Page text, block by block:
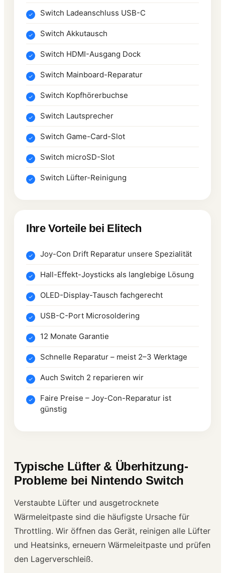
Switch Ladeanschluss USB-C
Switch Akkutausch
Switch HDMI-Ausgang Dock
Switch Mainboard-Reparatur
Switch Kopfhörerbuchse
Switch Lautsprecher
Switch Game-Card-Slot
Switch microSD-Slot
Switch Lüfter-Reinigung
Ihre Vorteile bei Elitech
Joy-Con Drift Reparatur unsere Spezialität
Hall-Effekt-Joysticks als langlebige Lösung
OLED-Display-Tausch fachgerecht
USB-C-Port Microsoldering
12 Monate Garantie
Schnelle Reparatur – meist 2–3 Werktage
Auch Switch 2 reparieren wir
Faire Preise – Joy-Con-Reparatur ist
günstig
Typische Lüfter & Überhitzung-
Probleme bei Nintendo Switch
Verstaubte Lüfter und ausgetrocknete
Wärmeleitpaste sind die häufigste Ursache für
Throttling. Wir öffnen das Gerät, reinigen alle Lüfter
und Heatsinks, erneuern Wärmeleitpaste und prüfen
den Lagerverschleiß.